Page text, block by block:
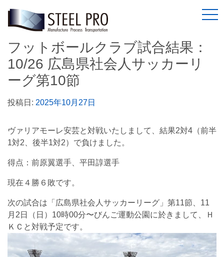
フットボールクラブ試合結果：
10/26 広島県社会人サッカーリ
ーグ第10節
投稿日: 2025年10月27日
ヴァリアモーレ安芸と対戦いたしまして、結果2対4（前半
1対2、後半1対2）で負けました。
得点：前原翼選手、平田諄選手
現在４勝６敗です。
次の試合は「広島県社会人サッカーリーグ」第11節、11
月2日（日）10時00分〜びんご運動公園に於きまして、Ｈ
ＫＣと対戦予定です。